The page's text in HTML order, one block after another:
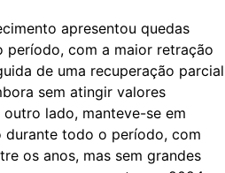
apresentou quedas
período, com a maior retração
de uma recuperação parcial
sem atingir valores
lado, manteve-se em
durante todo o período, com
os anos, mas sem grandes